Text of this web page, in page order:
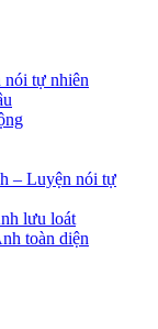
nói tự nhiên
– Luyện nói tự
lưu loát
toàn diện